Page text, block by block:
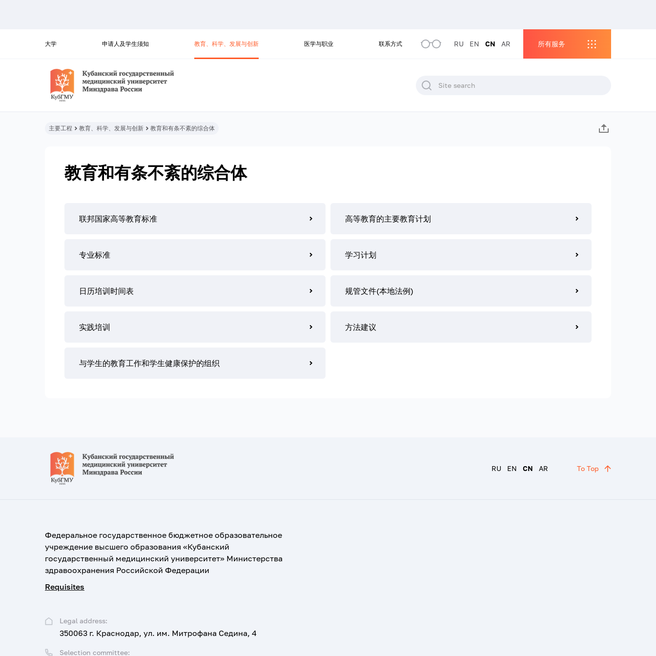
大学 申请人及学生须知 教育、科学、发展与创新 医学与职业 联系方式 RU EN CN AR 所有服务
主要工程 教育、科学、发展与创新 教育和有条不紊的综合体
教育和有条不紊的综合体
联邦国家高等教育标准 高等教育的主要教育计划
专业标准 学习计划
日历培训时间表 规管文件(本地法例)
实践培训 方法建议
与学生的教育工作和学生健康保护的组织
RU EN CN AR To Top
Федеральное государственное бюджетное образовательное
учреждение высшего образования «Кубанский
государственный медицинский университет» Министерства
здравоохранения Российской Федерации
Requisites
Legal address:
350063 г. Краснодар, ул. им. Митрофана Седина, 4
Selection committee: